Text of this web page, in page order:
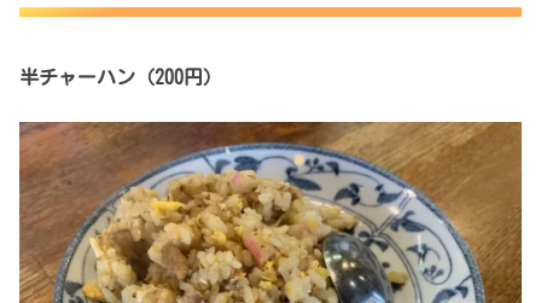
半チャーハン （200円）